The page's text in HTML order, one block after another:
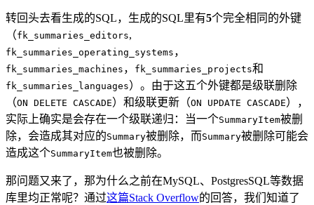
转回头去看生成的SQL，生成的SQL里有5个完全相同的外键
（fk_summaries_editors,
fk_summaries_operating_systems ，
fk_summaries_machines ， fk_summaries_projects和
fk_summaries_languages）。由于这五个外键都是级联删除
（ON DELETE CASCADE）和级联更新（ON UPDATE CASCADE），
实际上确实是会存在一个级联递归：当一个SummaryItem被删
除，会造成其对应的Summary被删除，而Summary被删除可能会
造成这个SummaryItem也被删除。
那问题又来了，那为什么之前在MySQL、PostgresSQL等数据
库里均正常呢？通过这篇Stack Overflow的回答，我们知道了